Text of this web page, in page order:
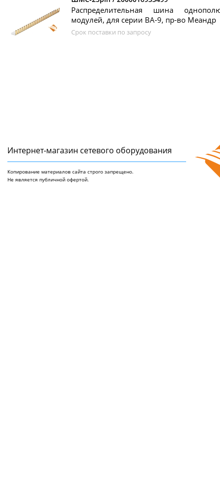
Распределительная шина
модулей, для серии ВА-9, пр-во Меандр
Срок поставки по запросу
Интернет-магазин сетeвого оборудования
Копирование материалов сайта строго запрещено.
Не является публичной офертой.